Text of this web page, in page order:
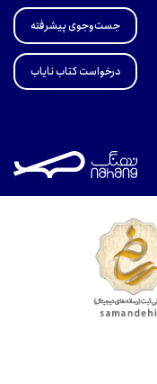
جست‌وجوی پیشرفته
درخواست کتاب نایاب